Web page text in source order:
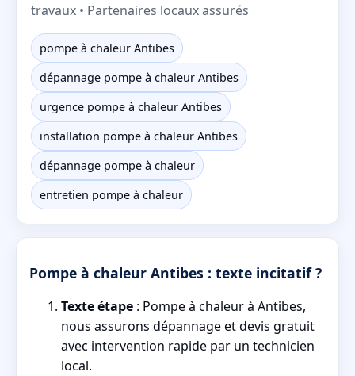
travaux • Partenaires locaux assurés
pompe à chaleur Antibes
dépannage pompe à chaleur Antibes
urgence pompe à chaleur Antibes
installation pompe à chaleur Antibes
dépannage pompe à chaleur
entretien pompe à chaleur
Pompe à chaleur Antibes : texte incitatif ?
Texte étape : Pompe à chaleur à Antibes,
nous assurons dépannage et devis gratuit
avec intervention rapide par un technicien
local.